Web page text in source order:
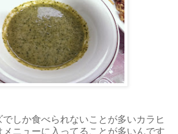
しか食べられないことが多いカラヒ
メニューに入ってることが多いんです